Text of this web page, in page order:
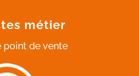
métier
point de vente